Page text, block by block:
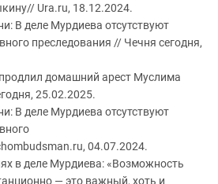
Ura.ru, 18.12.2024.
В деле Мурдиева отсутствуют
преследования // Чечня сегодня,
домашний арест Муслима
25.02.2025.
В деле Мурдиева отсутствуют
04.07.2024.
в деле Мурдиева: «Возможность
— это важный, хоть и